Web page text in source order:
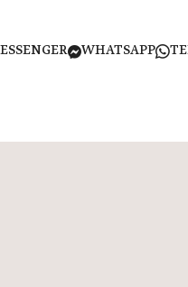
WHATSAPP
MESSENGER